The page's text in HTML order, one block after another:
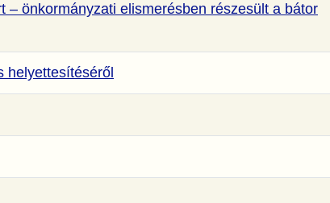
– önkormányzati elismerésben részesült a bátor
helyettesítéséről